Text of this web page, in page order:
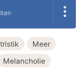
Meer
Melancholie